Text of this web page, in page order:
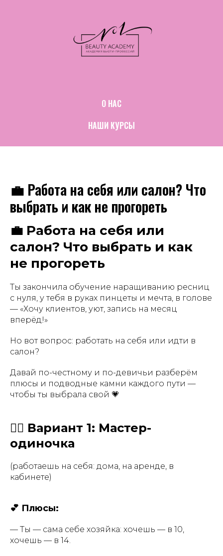
О НАС
НАШИ КУРСЫ
💼 Работа на себя или салон? Что
выбрать и как не прогореть
💼 Работа на себя или
салон? Что выбрать и как
не прогореть
Ты закончила обучение наращиванию ресниц
с нуля, у тебя в руках пинцеты и мечта, в голове
— «Хочу клиентов, уют, запись на месяц
вперёд!»
Но вот вопрос: работать на себя или идти в
салон?
Давай по-честному и по-девичьи разберём
плюсы и подводные камни каждого пути —
чтобы ты выбрала свой 💗
🧖‍♀️ Вариант 1: Мастер-
одиночка
(работаешь на себя: дома, на аренде, в
кабинете)
💕 Плюсы:
— Ты — сама себе хозяйка: хочешь — в 10,
хочешь — в 14.